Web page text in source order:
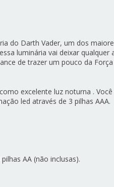
do Darth Vader, um dos
luminária vai deixar
de trazer um pouco da
excelente luz noturna .
led através de 3 pilhas AAA.
AA (não inclusas).